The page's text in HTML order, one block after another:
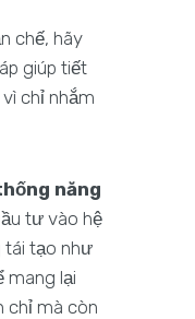
chế, hãy
giúp tiết
chỉ nhắm
năng
tư vào hệ
tái tạo như
mang lại
chỉ mà còn